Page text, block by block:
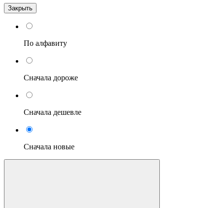
Закрыть
По алфавиту
Сначала дороже
Сначала дешевле
Сначала новые